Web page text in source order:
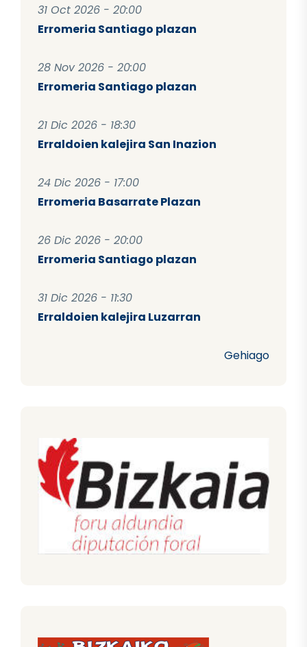
31 Oct 2026 - 20:00
Erromeria Santiago plazan
28 Nov 2026 - 20:00
Erromeria Santiago plazan
21 Dic 2026 - 18:30
Erraldoien kalejira San Inazion
24 Dic 2026 - 17:00
Erromeria Basarrate Plazan
26 Dic 2026 - 20:00
Erromeria Santiago plazan
31 Dic 2026 - 11:30
Erraldoien kalejira Luzarran
Gehiago